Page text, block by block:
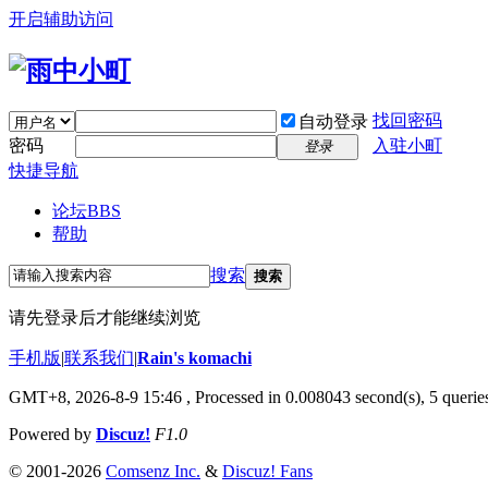
开启辅助访问
自动登录 找回密码
密码
登录
入驻小町
快捷导航
论坛BBS
帮助
搜索 搜索
请先登录后才能继续浏览
手机版|联系我们|Rain's komachi
GMT+8, 2026-8-9 15:46 , Processed in 0.008043 second(s), 5
Powered by Discuz! F1.0
© 2001-2026 Comsenz Inc. & Discuz! Fans